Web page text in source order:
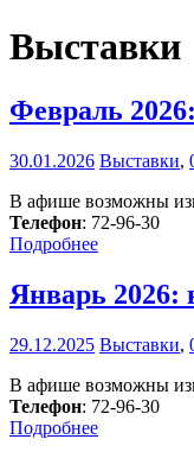
Выставки
Февраль
30.01.2026 Выставки,
В афише возможны
Телефон: 72-96-30
Подробнее
Январь 2026:
29.12.2025 Выставки,
В афише возможны
Телефон: 72-96-30
Подробнее